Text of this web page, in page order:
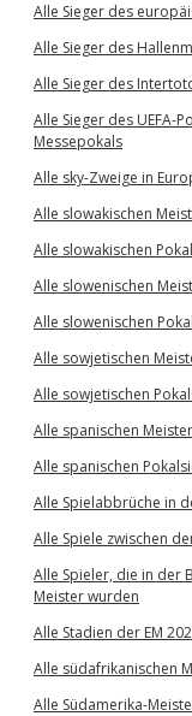
Alle Sieger des
Alle Sieger des
Alle Sieger des
Alle Sieger des UEFA-
Messepokals
Alle sky-Zweige in
Alle slowakischen
Alle slowakischen
Alle slowenischen
Alle slowenischen
Alle sowjetischen
Alle sowjetischen
Alle spanischen Meister
Alle spanischen
Alle Spielabbrüche in
Alle Spiele zwischen
Alle Spieler, die in der
Meister wurden
Alle Stadien der EM
Alle südafrikanischen
Alle Südamerika-